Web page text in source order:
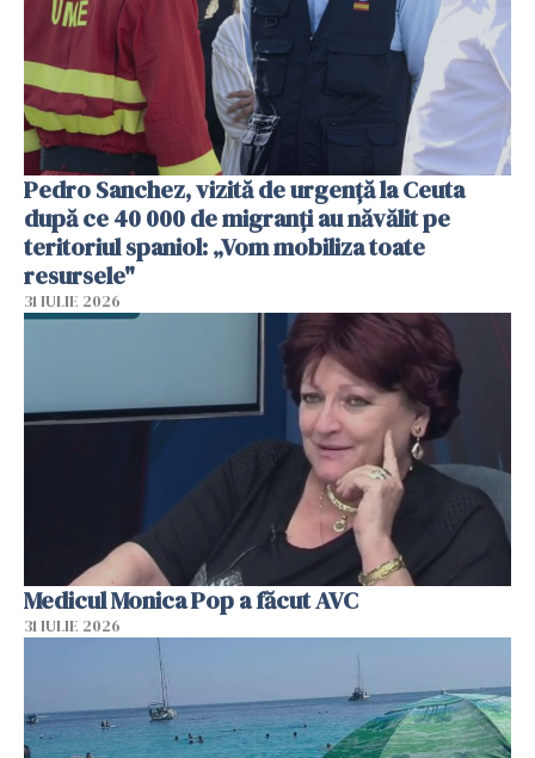
Pedro Sanchez, vizită de urgență la Ceuta
după ce 40 000 de migranți au năvălit pe
teritoriul spaniol: „Vom mobiliza toate
resursele"
31 IULIE 2026
Medicul Monica Pop a făcut AVC
31 IULIE 2026